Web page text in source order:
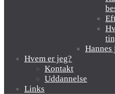
Hannes
Hvem er jeg?
Kontakt
Uddannelse
Links